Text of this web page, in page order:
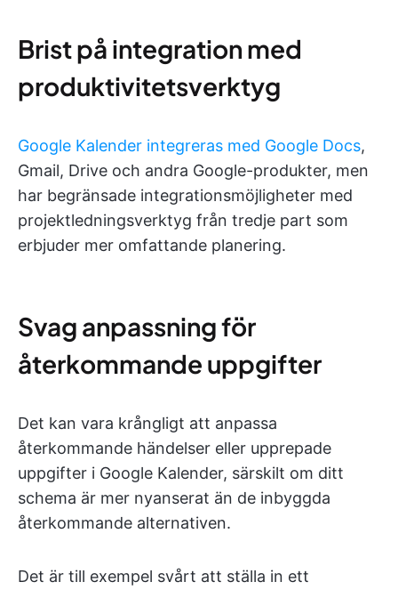
Brist på integration med
produktivitetsverktyg
Google Kalender integreras med Google Docs,
Gmail, Drive och andra Google-produkter, men
har begränsade integrationsmöjligheter med
projektledningsverktyg från tredje part som
erbjuder mer omfattande planering.
Svag anpassning för
återkommande uppgifter
Det kan vara krångligt att anpassa
återkommande händelser eller upprepade
uppgifter i Google Kalender, särskilt om ditt
schema är mer nyanserat än de inbyggda
återkommande alternativen.
Det är till exempel svårt att ställa in ett